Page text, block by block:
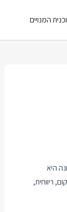
המנויים
היא
ריווחית,